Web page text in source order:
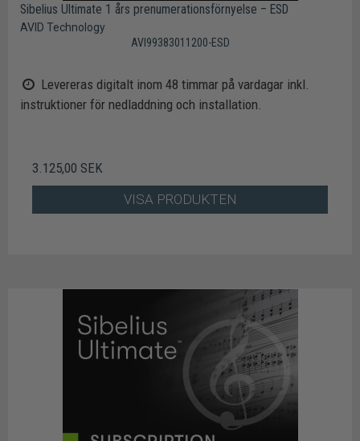
Sibelius Ultimate 1 års prenumerationsförnyelse – ESD
AVID Technology
AVI99383011200-ESD
Levereras digitalt inom 48 timmar på vardagar inkl.
instruktioner för nedladdning och installation.
3.125,00 SEK
VISA PRODUKTEN